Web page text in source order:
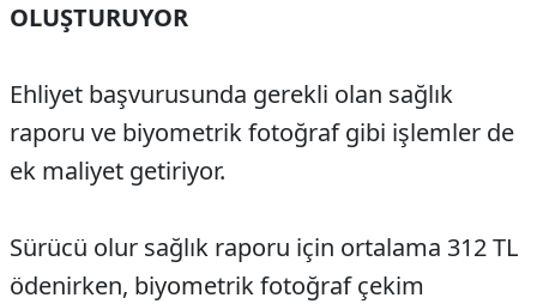
OLUŞTURUYOR
Ehliyet başvurusunda gerekli olan sağlık
raporu ve biyometrik fotoğraf gibi işlemler de
ek maliyet getiriyor.
Sürücü olur sağlık raporu için ortalama 312 TL
ödenirken, biyometrik fotoğraf çekim